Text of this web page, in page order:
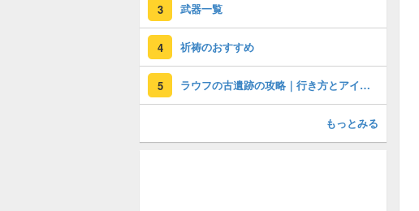
3 武器一覧
4 祈祷のおすすめ
5 ラウフの古遺跡の攻略｜行き方とアイテム
もっとみる